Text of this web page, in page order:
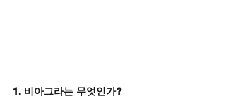
1. 비아그라는 무엇인가?